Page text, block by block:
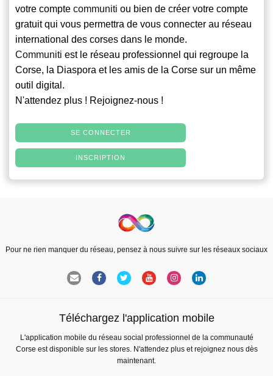
votre compte communiti ou bien de créer votre compte
gratuit qui vous permettra de vous connecter au réseau
international des corses dans le monde.
Communiti est le réseau professionnel qui regroupe la
Corse, la Diaspora et les amis de la Corse sur un même
outil digital.
N'attendez plus ! Rejoignez-nous !
SE CONNECTER
INSCRIPTION
Pour ne rien manquer du réseau, pensez à nous suivre sur les réseaux sociaux
Téléchargez l'application mobile
L'application mobile du réseau social professionnel de la communauté
Corse est disponible sur les stores. N'attendez plus et rejoignez nous dès
maintenant.